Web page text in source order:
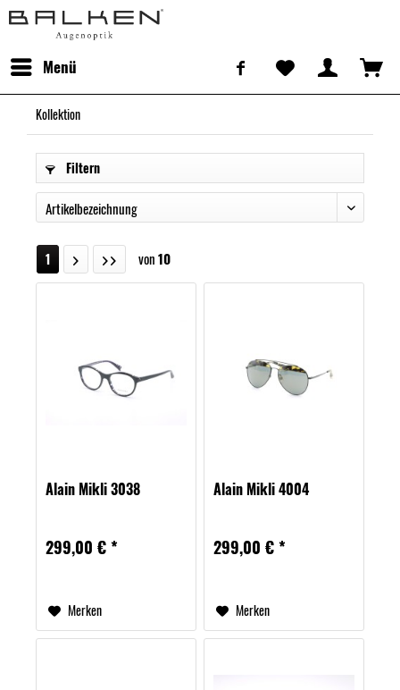
Menü
Kollektion
Filtern
1 von10
Alain Mikli 3038
299,00 € *
Merken
Alain Mikli 4004
299,00 € *
Merken